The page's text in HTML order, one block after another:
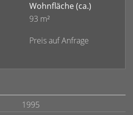
Wohnfläche (ca.)
93 m²
Preis auf Anfrage
1995